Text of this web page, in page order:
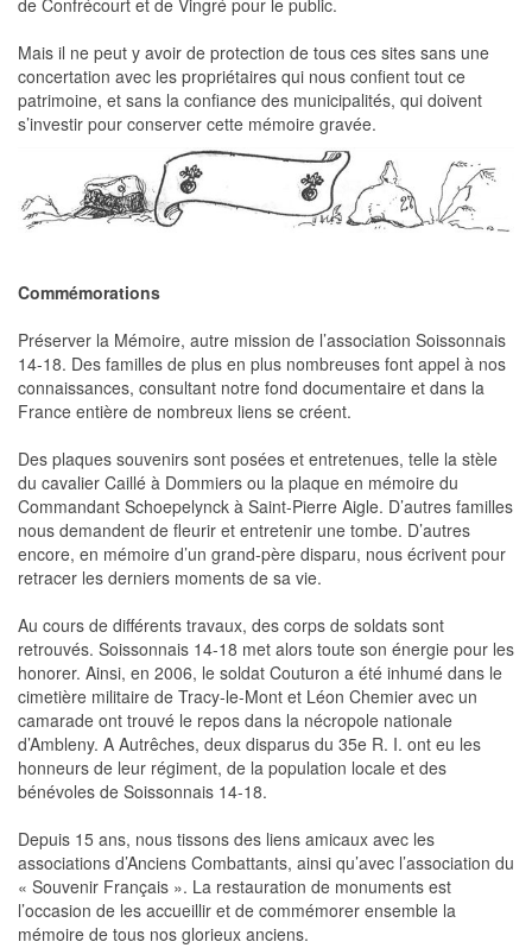
Mais il ne peut y avoir de protection de tous ces sites sans une
concertation avec les propriétaires qui nous confient tout ce
patrimoine, et sans la confiance des municipalités, qui doivent
s’investir pour conserver cette mémoire gravée.
Commémorations
Préserver la Mémoire, autre mission de l’association Soissonnais
14-18. Des familles de plus en plus nombreuses font appel à nos
connaissances, consultant notre fond documentaire et dans la
France entière de nombreux liens se créent.
Des plaques souvenirs sont posées et entretenues, telle la stèle
du cavalier Caillé à Dommiers ou la plaque en mémoire du
Commandant Schoepelynck à Saint-Pierre Aigle. D’autres familles
nous demandent de fleurir et entretenir une tombe. D’autres
encore, en mémoire d’un grand-père disparu, nous écrivent pour
retracer les derniers moments de sa vie.
Au cours de différents travaux, des corps de soldats sont
retrouvés. Soissonnais 14-18 met alors toute son énergie pour les
honorer. Ainsi, en 2006, le soldat Couturon a été inhumé dans le
cimetière militaire de Tracy-le-Mont et Léon Chemier avec un
camarade ont trouvé le repos dans la nécropole nationale
d’Ambleny. A Autrêches, deux disparus du 35e R. I. ont eu les
honneurs de leur régiment, de la population locale et des
bénévoles de Soissonnais 14-18.
Depuis 15 ans, nous tissons des liens amicaux avec les
associations d’Anciens Combattants, ainsi qu’avec l’association du
« Souvenir Français ». La restauration de monuments est
l’occasion de les accueillir et de commémorer ensemble la
mémoire de tous nos glorieux anciens.